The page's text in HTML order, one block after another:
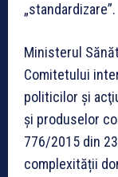
„standardizare”.
Ministerul
Comitetului
politicilor şi
și produselor
776/2015 din
complexității